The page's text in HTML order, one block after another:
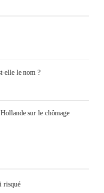
elle le nom ?
sur le chômage
risqué